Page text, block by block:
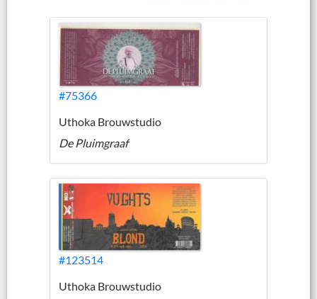
#75366
Uthoka Brouwstudio
De Pluimgraaf
#123514
Uthoka Brouwstudio